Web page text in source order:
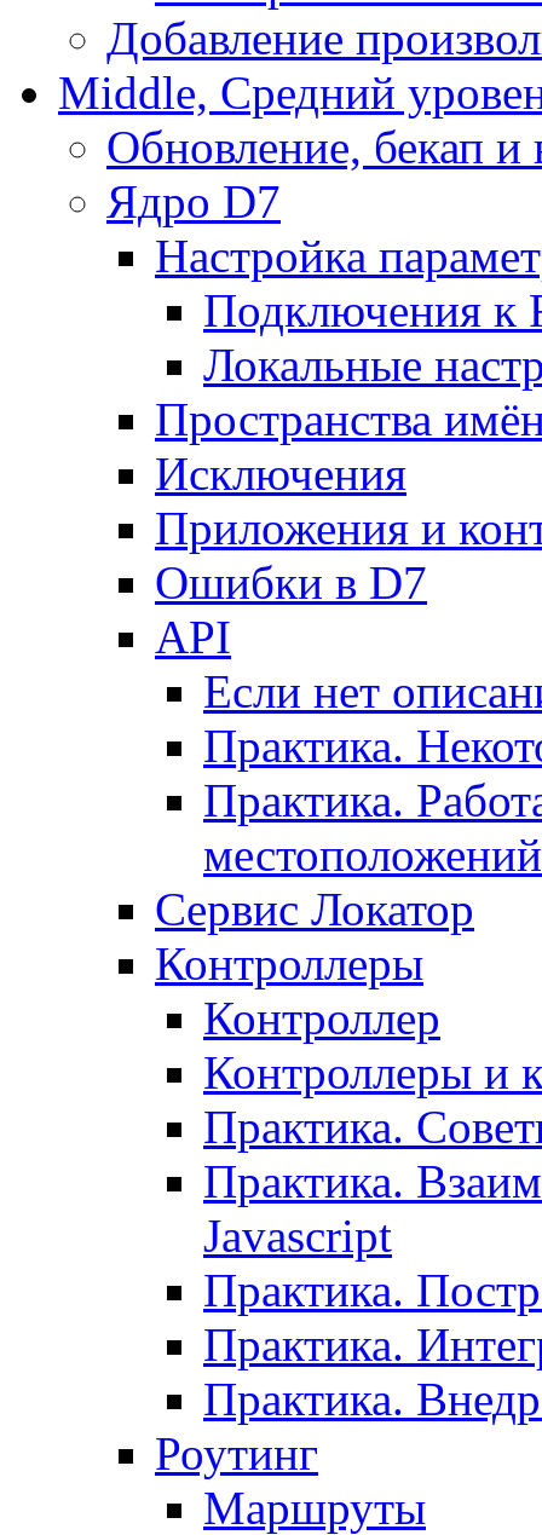
Добавление
Middle, Средний
Обновление, бекап и
Ядро D7
Настройка
Подключения к
Локальные
Пространства
Исключения
Приложения и
Ошибки в D7
API
Если нет
Практика.
Практика.
местоположений
Сервис Локатор
Контроллеры
Контроллер
Контроллеры и
Практика.
Практика.
Javascript
Практика.
Практика.
Практика.
Роутинг
Маршруты